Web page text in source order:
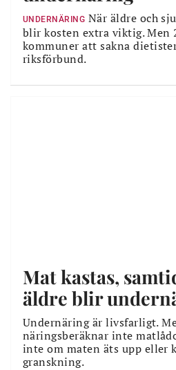
BMI, body mass index, är ett värde
dividera din vikt i kilo med din längd i
/ (1,65×1,65) = BMI 27,5
UNDERNÄRING När äldre och
blir kosten extra viktig. Men
kommuner att sakna
riksförbund.
Mat kastas,
äldre blir
Undernäring är livsfarligt.
näringsberäknar inte
inte om maten äts upp eller
granskning.